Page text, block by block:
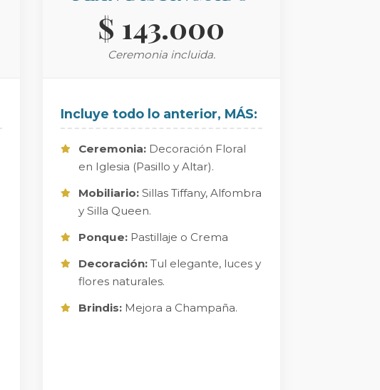
$ 143.000
Ceremonia incluida.
Incluye todo lo anterior, MÁS:
Ceremonia:Decoración Floral
en Iglesia (Pasillo y Altar).
Mobiliario:Sillas Tiffany, Alfombra
y Silla Queen.
Ponque:Pastillaje o Crema
Decoración:Tul elegante, luces y
flores naturales.
Brindis:Mejora a Champaña.